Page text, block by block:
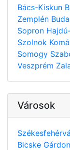
Bács-Kiskun
Zemplén
Sopron
Szolnok
Somogy
Veszprém
Városok
Bicske